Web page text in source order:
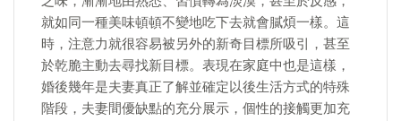
就如同一種美味頓頓不變地吃下去就會膩煩一樣。這
時，注意力就很容易被另外的新奇目標所吸引，甚至
於乾脆主動去尋找新目標。表現在家庭中也是這樣，
婚後幾年是夫妻真正了解並確定以後生活方式的特殊
階段，夫妻間優缺點的充分展示，個性的接觸更加充